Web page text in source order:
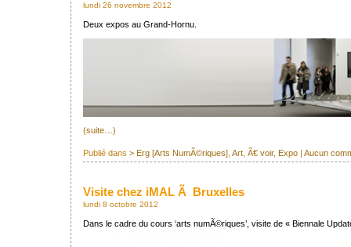
lundi 26 novembre 2012
Deux expos au Grand-Hornu.
(suite…)
Publié dans > Erg [Arts NumÃ©riques] Art Ã€ voir, Expo | Aucun
Visite chez iMAL Ã Bruxelles
lundi 8 octobre 2012
Dans le cadre du cours ‘arts numÃ©riques’, visite de « Biennale